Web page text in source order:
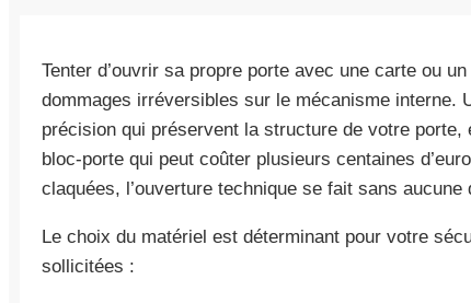
Tenter d’ouvrir sa propre porte avec une carte ou
dommages irréversibles sur le mécanisme interne.
précision qui préservent la structure de votre
bloc-porte qui peut coûter plusieurs centaines
claquées, l’ouverture technique se fait sans aucune
Le choix du matériel est déterminant pour votre
sollicitées :